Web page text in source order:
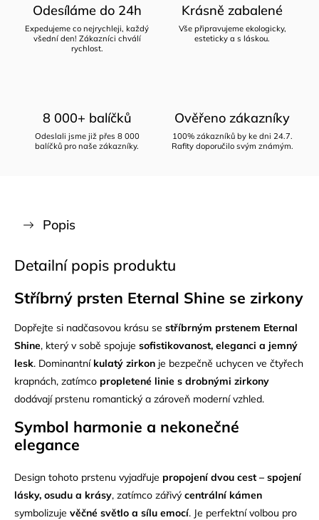
Odesíláme do 24h
Expedujeme co nejrychleji, každý
všední den! Zákazníci chválí
rychlost.
Krásně zabalené
Vše připravujeme ekologicky,
esteticky a s láskou.
8 000+ balíčků
Odeslali jsme již přes 8 000
balíčků pro naše zákazníky.
Ověřeno zákazníky
100% zákazníků by ke dni 24.7.
Rafity doporučilo svým známým.
Popis
Detailní popis produktu
Stříbrný prsten Eternal Shine se zirkony
Dopřejte si nadčasovou krásu se stříbrným prstenem Eternal
Shine, který v sobě spojuje sofistikovanost, eleganci a jemný
lesk. Dominantní kulatý zirkon je bezpečně uchycen ve čtyřech
krapnách, zatímco propletené linie s drobnými zirkony
dodávají prstenu romantický a zároveň moderní vzhled.
Symbol harmonie a nekonečné
elegance
Design tohoto prstenu vyjadřuje propojení dvou cest – spojení
lásky, osudu a krásy, zatímco zářivý centrální kámen
symbolizuje věčné světlo a sílu emocí. Je perfektní volbou pro